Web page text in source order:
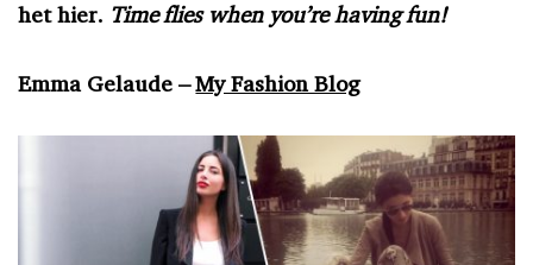
het hier. Time flies when you’re having fun!
Emma Gelaude –My Fashion Blog